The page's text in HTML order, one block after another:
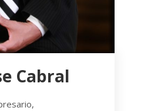
Cabral